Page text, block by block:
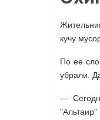
кучу
По ее
убрали.
—